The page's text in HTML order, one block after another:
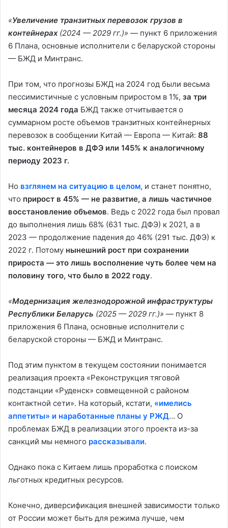
«Увеличение транзитных перевозок грузов в
контейнерах(2024 — 2029 гг.)» — пункт 6 приложения
6 Плана, основные исполнители с беларуской стороны
— БЖД и Минтранс.
При том, что прогнозы БЖД на 2024 год были весьма
пессимистичные с условным приростом в 1%, за три
месяца 2024 года БЖД также отчитывается о
суммарном росте объемов транзитных контейнерных
перевозок в сообщении Китай — Европа — Китай: 88
тыс. контейнеров в ДФЭ или 145% к аналогичному
периоду 2023 г.
Но взглянем на ситуацию в целом, и станет понятно,
что прирост в 45% — не развитие, а лишь частичное
восстановление объемов. Ведь с 2022 года был провал
до выполнения лишь 68% (631 тыс. ДФЭ) к 2021, а в
2023 — продолжение падения до 46% (291 тыс. ДФЭ) к
2022 г. Потому нынешний рост при сохранении
прироста — это лишь восполнение чуть более чем на
половину того, что было в 2022 году.
«Модернизация железнодорожной инфраструктуры
Республики Беларусь (2025 — 2029 гг.)» — пункт 8
приложения 6 Плана, основные исполнители с
беларуской стороны — БЖД и Минтранс.
Под этим пунктом в текущем состоянии понимается
реализация проекта «Реконструкция тяговой
подстанции «Руденск» совмещенной с районом
контактной сети». На который, кстати, «имелись
аппетиты» и наработанные планы у РЖД… О
проблемах БЖД в реализации этого проекта из-за
санкций мы немного рассказывали.
Однако пока с Китаем лишь проработка с поиском
льготных кредитных ресурсов.
Конечно, диверсификация внешней зависимости только
от России может быть для режима лучше, чем